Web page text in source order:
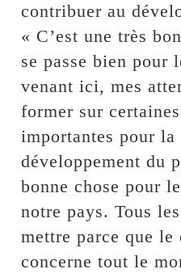
contribuer au
« C’est une très
se passe bien pour
venant ici, mes
former sur
importantes pour
développement du
bonne chose pour
notre pays. Tous
mettre parce que le
concerne tout le